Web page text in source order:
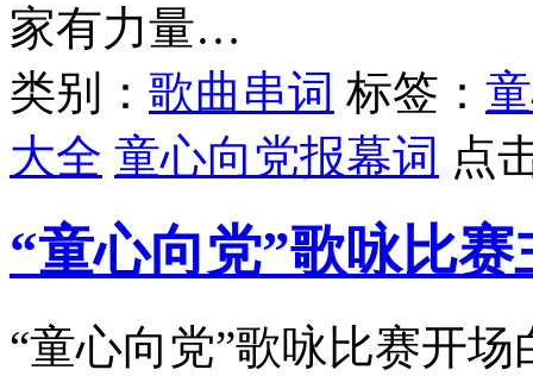
家有力量…
类别： 歌曲串词 标签：
大全 童心向党报幕词 点
“童心向党”歌咏比赛
“童心向党”歌咏比赛开